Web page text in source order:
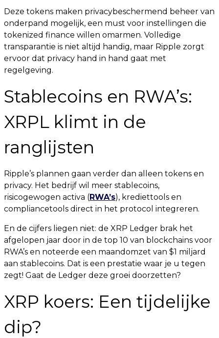
Deze tokens maken privacybeschermend beheer van
onderpand mogelijk, een must voor instellingen die
tokenized finance willen omarmen. Volledige
transparantie is niet altijd handig, maar Ripple zorgt
ervoor dat privacy hand in hand gaat met
regelgeving.
Stablecoins en RWA’s:
XRPL klimt in de
ranglijsten
Ripple’s plannen gaan verder dan alleen tokens en
privacy. Het bedrijf wil meer stablecoins,
risicogewogen activa (RWA’s), krediettools en
compliancetools direct in het protocol integreren.
En de cijfers liegen niet: de XRP Ledger brak het
afgelopen jaar door in de top 10 van blockchains voor
RWA’s en noteerde een maandomzet van $1 miljard
aan stablecoins. Dat is een prestatie waar je u tegen
zegt! Gaat de Ledger deze groei doorzetten?
XRP koers: Een tijdelijke
dip?